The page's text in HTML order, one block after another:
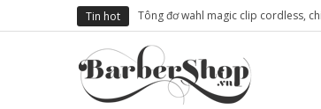
Tin hot Tông đơ wahl magic clip cordless,
việt nam